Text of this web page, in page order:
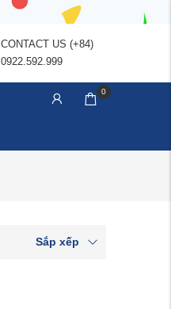
CONTACT US (+84)
0922.592.999
0
Sắp xếp